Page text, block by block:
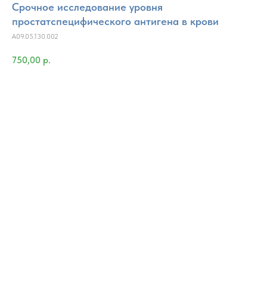
Срочное исследование уровня
простатспецифического антигена в крови
A09.05.130.002
750,00 р.